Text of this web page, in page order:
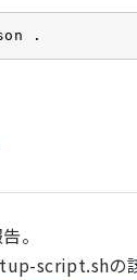
.
。
script.shの該